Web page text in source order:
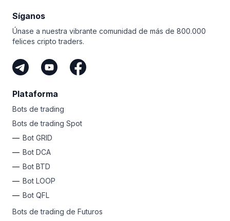
al trading.
Síganos
Únase a nuestra vibrante comunidad de más de 800.000
felices cripto traders.
Plataforma
Bots de trading
Bots de trading Spot
Bot GRID
Bot DCA
Bot BTD
Bot LOOP
Bot QFL
Bots de trading de Futuros